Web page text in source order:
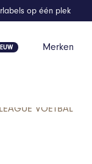
Merken
op één plek